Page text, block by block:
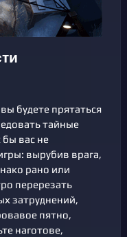
будете прятаться
тайные
вас не
вырубив врага,
рано или
перерезать
затруднений,
пятно,
наготове,